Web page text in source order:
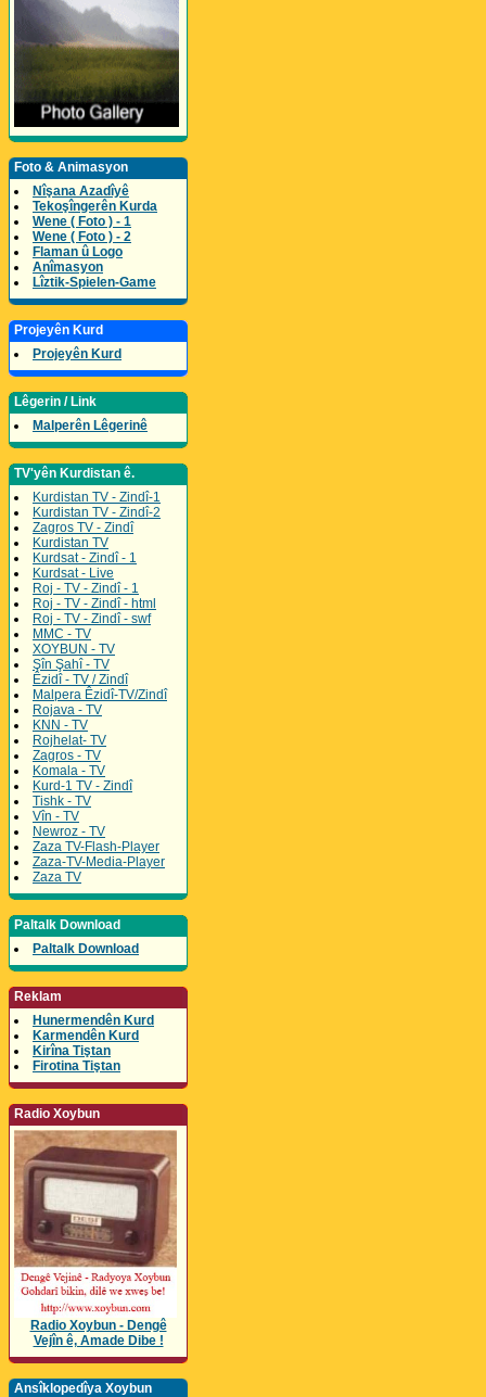
Foto & Animasyon
Nîşana Azadîyê
Tekoşîngerên Kurda
Wene ( Foto ) - 1
Wene ( Foto ) - 2
Flaman û Logo
Anîmasyon
Lîztik-Spielen-Game
Projeyên Kurd
Projeyên Kurd
Lêgerin / Link
Malperên Lêgerinê
TV'yên Kurdistan ê.
Kurdistan TV - Zindî-1
Kurdistan TV - Zindî-2
Zagros TV - Zindî
Kurdistan TV
Kurdsat - Zindî - 1
Kurdsat - Live
Roj - TV - Zindî - 1
Roj - TV - Zindî - html
Roj - TV - Zindî - swf
MMC - TV
XOYBUN - TV
Şîn Şahî - TV
Êzidî - TV / Zindî
Malpera Êzidî-TV/Zindî
Rojava - TV
KNN - TV
Rojhelat- TV
Zagros - TV
Komala - TV
Kurd-1 TV - Zindî
Tishk - TV
Vîn - TV
Newroz - TV
Zaza TV-Flash-Player
Zaza-TV-Media-Player
Zaza TV
Paltalk Download
Paltalk Download
Reklam
Hunermendên Kurd
Karmendên Kurd
Kirîna Tiştan
Firotina Tiştan
Radio Xoybun
Radio Xoybun - Dengê
Vejîn ê, Amade Dibe !
Ansîklopedîya Xoybun